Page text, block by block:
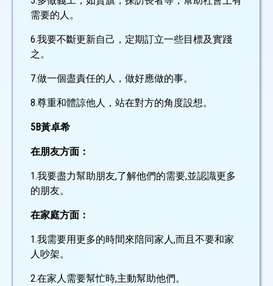
需要的人。
6.我要不斷更新自己，定期訂立一些目標及實踐
之。
7.做一個盡責任的人，做好應做的事。
8.尊重和體諒他人，站在對方的角度設想。
5B黃卓希
在朋友方面：
1.我要盡力幫助朋友,了解他們的需要,並認識更多
的朋友。
在家庭方面：
1.我需要用更多的時間來陪同家人,而且不要和家
人吵架。
2.在家人需要幫忙時,主動幫助他們。